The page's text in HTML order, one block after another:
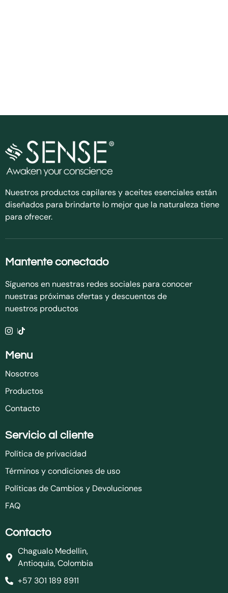
Nuestros productos capilares y aceites esenciales están
diseñados para brindarte lo mejor que la naturaleza tiene
para ofrecer.
Mantente conectado
Síguenos en nuestras redes sociales para conocer
nuestras próximas ofertas y descuentos de
nuestros productos
Menu
Nosotros
Productos
Contacto
Servicio al cliente
Política de privacidad
Términos y condiciones de uso
Políticas de Cambios y Devoluciones
FAQ
Contacto
Chagualo Medellin,
Antioquia, Colombia
+57 301 189 8911